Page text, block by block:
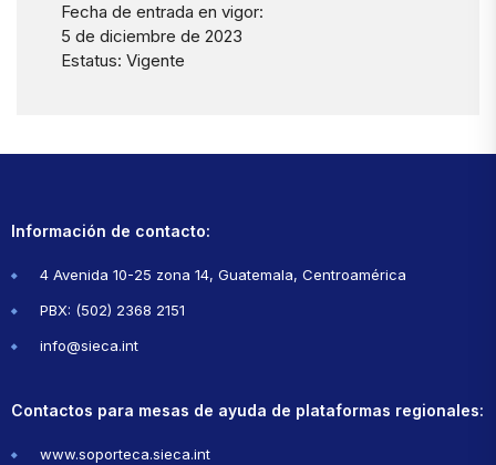
Fecha de entrada en vigor:
5 de diciembre de 2023
Estatus: Vigente
Información de contacto:
4 Avenida 10-25 zona 14, Guatemala, Centroamérica
PBX: (502) 2368 2151
info@sieca.int
Contactos para mesas de ayuda de plataformas regionales:
www.soporteca.sieca.int